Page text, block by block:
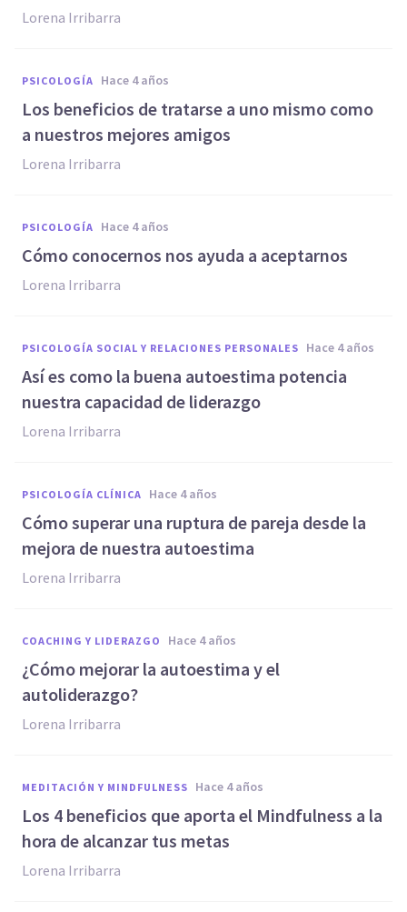
Lorena Irribarra
PSICOLOGÍA hace 4 años
Los beneficios de tratarse a uno mismo como
a nuestros mejores amigos
Lorena Irribarra
PSICOLOGÍA hace 4 años
Cómo conocernos nos ayuda a aceptarnos
Lorena Irribarra
PSICOLOGÍA SOCIAL Y RELACIONES PERSONALES hace 4 años
Así es como la buena autoestima potencia
nuestra capacidad de liderazgo
Lorena Irribarra
PSICOLOGÍA CLÍNICA hace 4 años
Cómo superar una ruptura de pareja desde la
mejora de nuestra autoestima
Lorena Irribarra
COACHING Y LIDERAZGO hace 4 años
¿Cómo mejorar la autoestima y el
autoliderazgo?
Lorena Irribarra
MEDITACIÓN Y MINDFULNESS hace 4 años
Los 4 beneficios que aporta el Mindfulness a la
hora de alcanzar tus metas
Lorena Irribarra